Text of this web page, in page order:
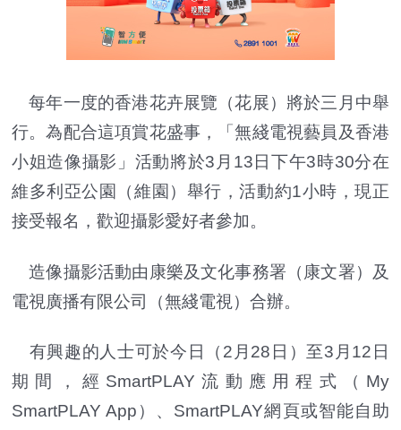
每年一度的香港花卉展覽（花展）將於三月中舉
行。為配合這項賞花盛事，「無綫電視藝員及香港
小姐造像攝影」活動將於3月13日下午3時30分在
維多利亞公園（維園）舉行，活動約1小時，現正
接受報名，歡迎攝影愛好者參加。
造像攝影活動由康樂及文化事務署（康文署）及
電視廣播有限公司（無綫電視）合辦。
有興趣的人士可於今日（2月28日）至3月12日
期間，經SmartPLAY流動應用程式（My
SmartPLAY App）、SmartPLAY網頁或智能自助